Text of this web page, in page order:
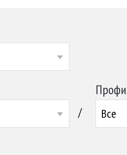
/ Все